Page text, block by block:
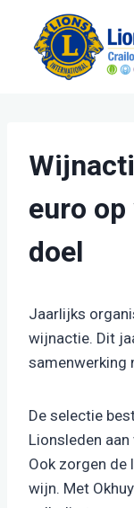
Doorgaan
inhoud
euro
doel
Jaarlijks
wijnactie. Dit
samenwerking
De selectie
Lionsleden aan
Ook zorgen de
wijn. Met